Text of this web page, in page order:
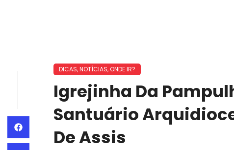
DICAS,NOTÍCIAS, ONDE IR?
Igrejinha Da
Santuário
De Assis